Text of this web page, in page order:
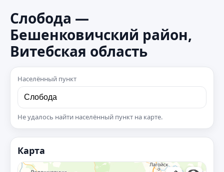
Слобода —
Бешенковичский район,
Витебская область
Населённый пункт
Не удалось найти населённый пункт на карте.
Карта